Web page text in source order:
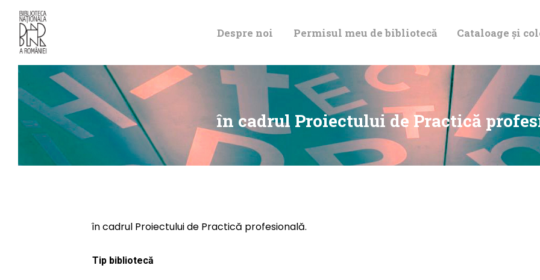
Despre noi Permisul meu de bibliotecă Cataloage și
în cadrul Proiectului de Practică
DE BIBLIOTECĂ
CATALOAGE ȘI
COLECȚII
în cadrul Proiectului de Practică profesională.
Tip bibliotecă